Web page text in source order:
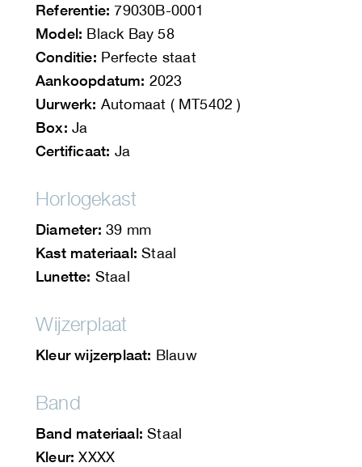
Referentie: 79030B-0001
Model: Black Bay 58
Conditie: Perfecte staat
Aankoopdatum: 2023
Uurwerk: Automaat ( MT5402 )
Box: Ja
Certificaat: Ja
Horlogekast
Diameter: 39 mm
Kast materiaal: Staal
Lunette: Staal
Wijzerplaat
Kleur wijzerplaat: Blauw
Band
Band materiaal: Staal
Kleur: XXXX